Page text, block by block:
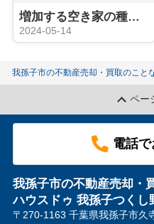
増加する空き家の種類と放置した際のリスク
2024-05-14
我孫子市の不動産売却・買取のこと
ペー
電話
我孫子市の不動産売却・
ハウスドゥ 我孫子つくし
〒270-1163 千葉県我孫子市久